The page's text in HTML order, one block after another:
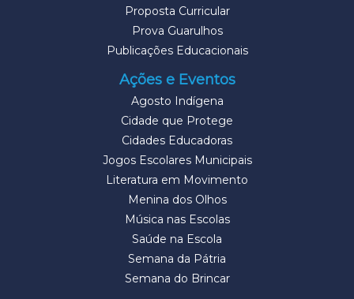
Proposta Curricular
Prova Guarulhos
Publicações Educacionais
Ações e Eventos
Agosto Indígena
Cidade que Protege
Cidades Educadoras
Jogos Escolares Municipais
Literatura em Movimento
Menina dos Olhos
Música nas Escolas
Saúde na Escola
Semana da Pátria
Semana do Brincar